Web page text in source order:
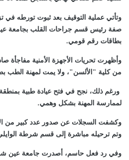
وتأتي عملية التوقيف بعد ثبوت تورطه في
بطاقات رقم قومي.
وأظهرت تحريات الأجهزة الأمنية مفاجأة
من كلية "الألسن"، ولا يمت لمهنة الطب
ورغم ذلك، نجح في فتح عيادة طبية
لممارسة المهنة بشكل وهمي.
وكشفت السجلات عن صدور عدد كبير من
وتم ترحيله مباشرة إلى قسم شرطة الوايلي
وفي رد فعل حاسم، أصدرت جامعة عين شمس